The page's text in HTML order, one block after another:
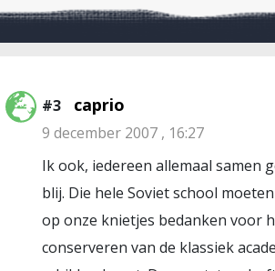
#3 caprio
9 december 2007 , 16:27
Ik ook, iedereen allemaal samen
blij. Die hele Soviet school
op onze knietjes bedanken voor
conserveren van de klassiek